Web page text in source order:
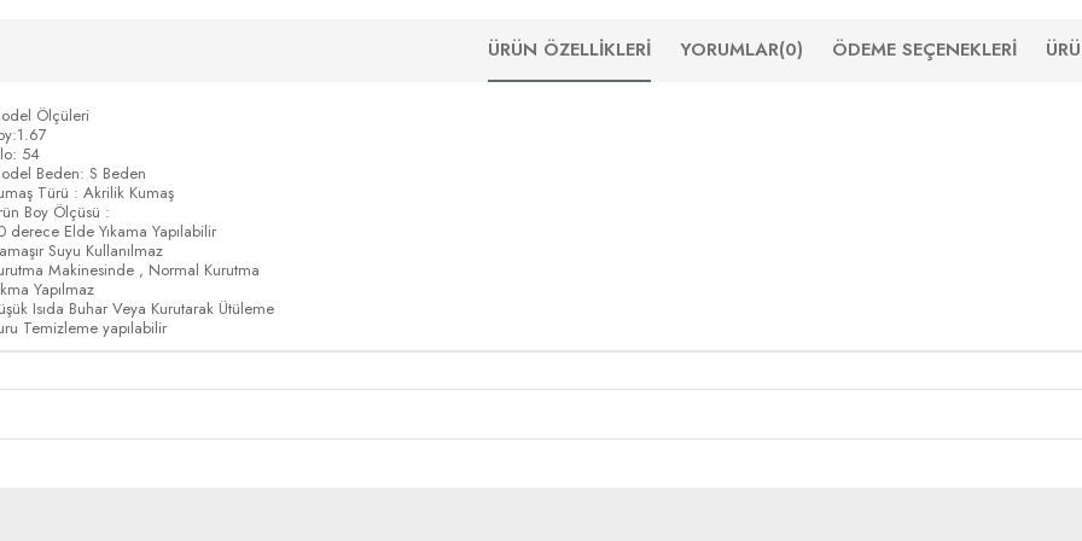
ÜRÜN ÖZELLIKLERI YORUMLAR(0) ÖDEME SEÇENEKLERI
Ölçüleri
54
Beden: S Beden
Türü : Akrilik Kumaş
Boy Ölçüsü :
derece Elde Yıkama Yapılabilir
Suyu Kullanılmaz
Makinesinde , Normal Kurutma
Yapılmaz
Isıda Buhar Veya Kurutarak Ütüleme
Temizleme yapılabilir